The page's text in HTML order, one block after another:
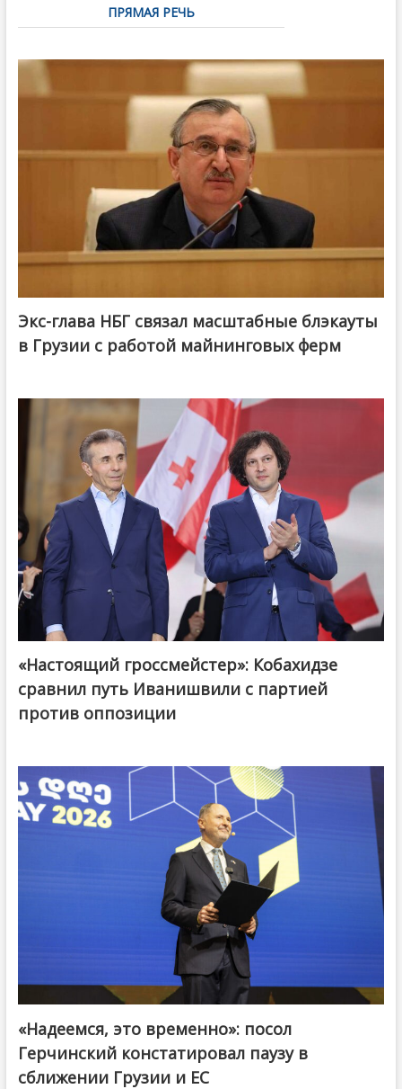
ПРЯМАЯ РЕЧЬ
Экс-глава НБГ связал масштабные блэкауты
в Грузии с работой майнинговых ферм
@ქართული ოცნება / Georgian Dream
«Настоящий гроссмейстер»: Кобахидзе
сравнил путь Иванишвили с партией
против оппозиции
«Надеемся, это временно»: посол
Герчинский констатировал паузу в
сближении Грузии и ЕС